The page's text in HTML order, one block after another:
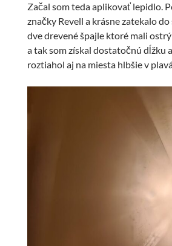
Začal som teda aplikovať lepidlo.
značky Revell a krásne zatekalo
dve drevené špajle ktoré mali
a tak som získal dostatočnú dĺžku
roztiahol aj na miesta hlbšie v